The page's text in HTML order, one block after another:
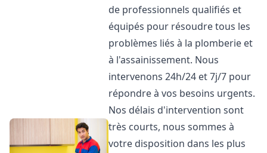
de professionnels qualifiés et
équipés pour résoudre tous les
problèmes liés à la plomberie et
à l'assainissement. Nous
intervenons 24h/24 et 7j/7 pour
répondre à vos besoins urgents.
Nos délais d'intervention sont
très courts, nous sommes à
votre disposition dans les plus